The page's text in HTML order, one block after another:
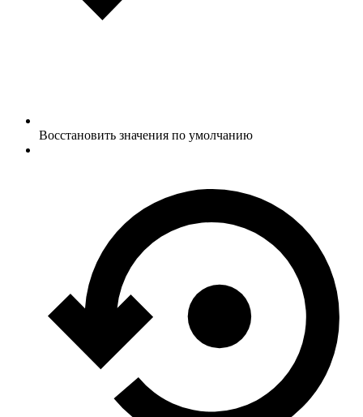
Восстановить значения по умолчанию